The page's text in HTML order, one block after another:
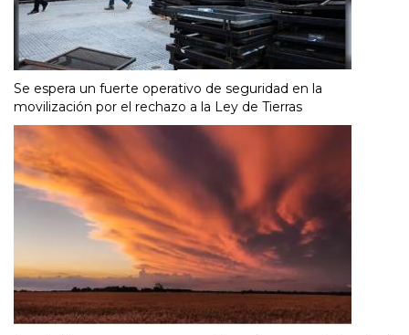
Se espera un fuerte operativo de seguridad en la
movilización por el rechazo a la Ley de Tierras